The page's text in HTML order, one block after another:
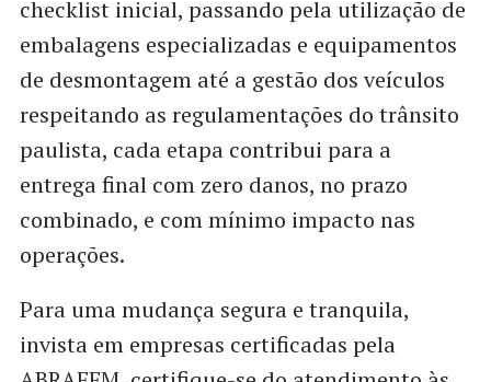
checklist inicial, passando pela utilização de
embalagens especializadas e equipamentos
de desmontagem até a gestão dos veículos
respeitando as regulamentações do trânsito
paulista, cada etapa contribui para a
entrega final com zero danos, no prazo
combinado, e com mínimo impacto nas
operações.
Para uma mudança segura e tranquila,
invista em empresas certificadas pela